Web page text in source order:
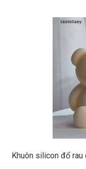
Khuôn silicon đổ rau